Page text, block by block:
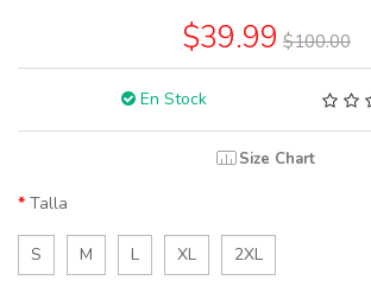
$39.99 $100.00
En Stock
Size Chart
Talla
S M L XL 2XL